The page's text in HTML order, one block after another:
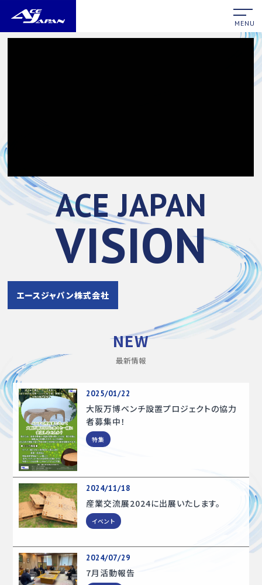
MENU
ACE JAPAN
VISION
エースジャパン株式会社
NEW
最新情報
2025/01/22
大阪万博ベンチ設置プロジェクトの協力
者募集中！
特集
2024/11/18
産業交流展2024に出展いたします。
イベント
2024/07/29
7月活動報告